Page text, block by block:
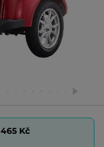
465 Kč